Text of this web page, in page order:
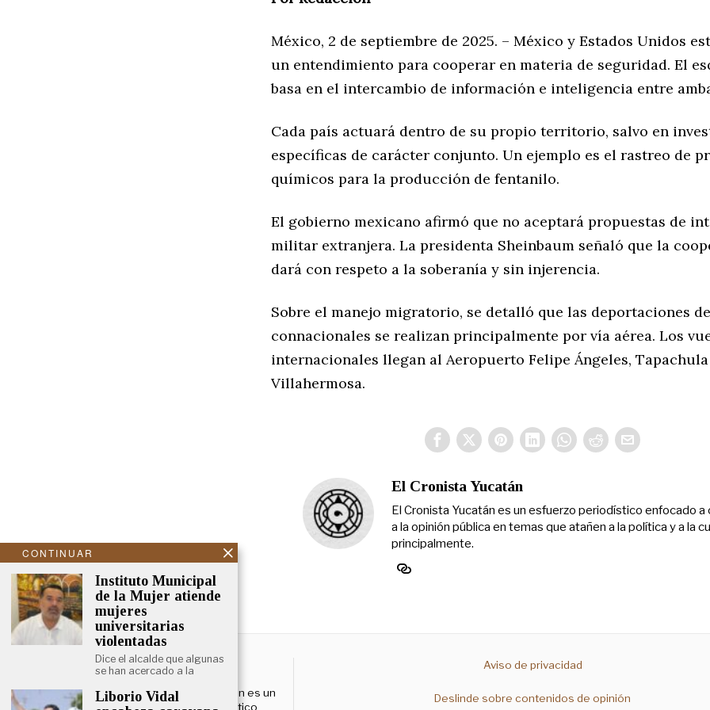
México, 2 de septiembre de 2025. – México y Estados Unidos
un entendimiento para cooperar en materia de seguridad. El
basa en el intercambio de información e inteligencia entre
Cada país actuará dentro de su propio territorio, salvo en
específicas de carácter conjunto. Un ejemplo es el rastreo de
químicos para la producción de fentanilo.
El gobierno mexicano afirmó que no aceptará propuestas de
militar extranjera. La presidenta Sheinbaum señaló que la
dará con respeto a la soberanía y sin injerencia.
Sobre el manejo migratorio, se detalló que las deportaciones de
connacionales se realizan principalmente por vía aérea. Los
internacionales llegan al Aeropuerto Felipe Ángeles,
Villahermosa.
El Cronista Yucatán
El Cronista Yucatán es un esfuerzo periodístico enfocado a
a la opinión pública en temas que atañen a la política y a la
principalmente.
NOSOTROS
El Cronista Yucatán es un
esfuerzo periodístico
Aviso de privacidad
Deslinde sobre contenidos de opinión
CONTINUAR
Instituto Municipal
de la Mujer atiende
mujeres
universitarias
violentadas
Dice el alcalde que algunas
se han acercado a la
Liborio Vidal